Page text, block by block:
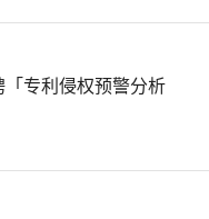
专利侵权预警分析